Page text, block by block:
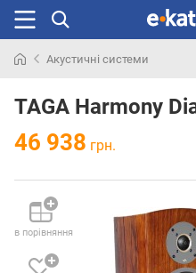
раніше
Акустичні системи
TAGA Harmony
46 938 грн.
в порівняння